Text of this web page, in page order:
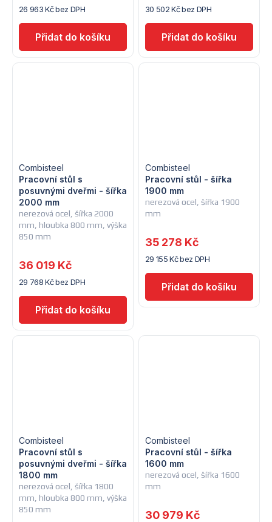
26 963 Kč bez DPH 30 502 Kč bez DPH
nerezová ocel, šířka 2000
mm, hloubka 800 mm, výška
850 mm
Pracovní stůl s
posuvnými dveřmi - šířka
2000 mm
Combisteel
29 768 Kč bez DPH
36 019 Kč
nerezová ocel, šířka 1900
mm
Pracovní stůl - šířka
1900 mm
Combisteel
29 155 Kč bez DPH
35 278 Kč
nerezová ocel, šířka 1800
mm, hloubka 800 mm, výška
850 mm
Pracovní stůl s
posuvnými dveřmi - šířka
1800 mm
Combisteel
nerezová ocel, šířka 1600
mm
Pracovní stůl - šířka
1600 mm
Combisteel
30 979 Kč